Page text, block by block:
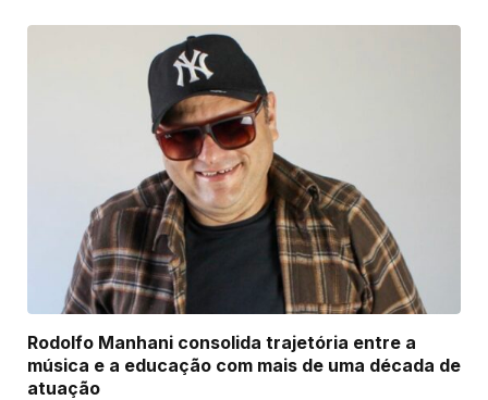
Rodolfo Manhani consolida trajetória entre a
música e a educação com mais de uma década de
atuação